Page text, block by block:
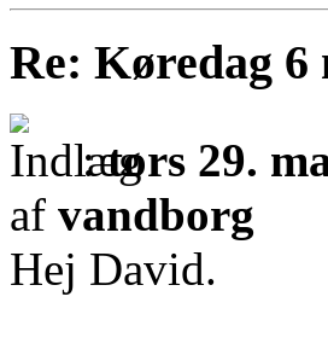
Re: Køredag 6
:tors 29.
af vandborg
Hej David.